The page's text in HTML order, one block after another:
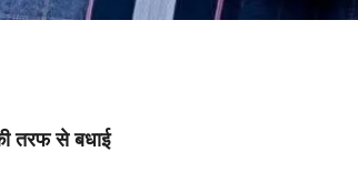
तरफ से बधाई